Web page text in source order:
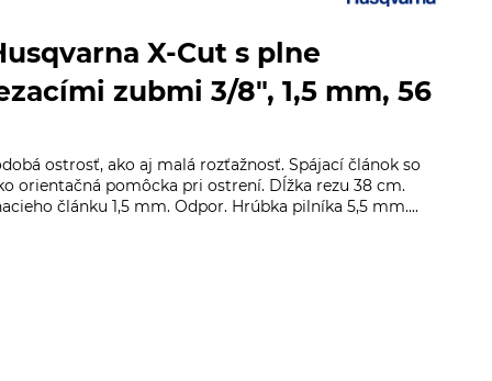
X-Cut s plne
zubmi 3/8", 1,5 mm, 56
ostrosť, ako aj malá rozťažnosť. Spájací článok so
orientačná pomôcka pri ostrení. Dĺžka rezu 38 cm.
článku 1,5 mm. Odpor. Hrúbka pilníka 5,5 mm....